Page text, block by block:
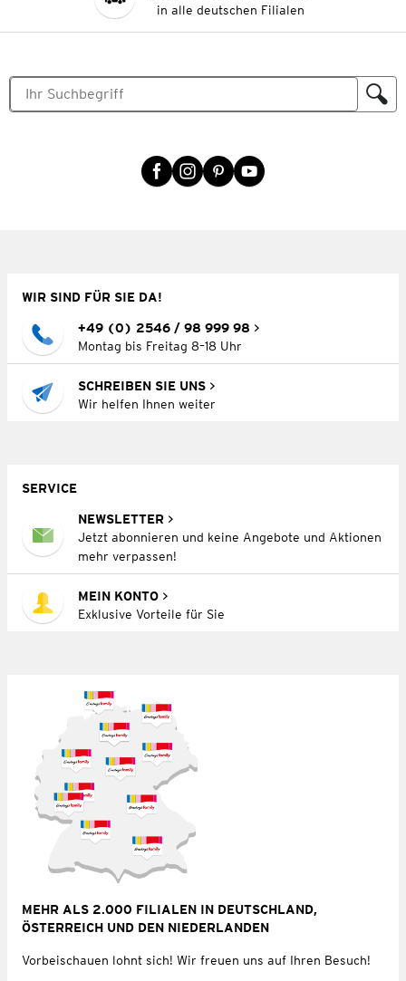
in alle deutschen Filialen
WIR SIND FÜR SIE DA!
+49 (0) 2546 / 98 999 98
Montag bis Freitag 8–18 Uhr
SCHREIBEN SIE UNS
Wir helfen Ihnen weiter
SERVICE
NEWSLETTER
Jetzt abonnieren und keine Angebote und Aktionen
mehr verpassen!
MEIN KONTO
Exklusive Vorteile für Sie
MEHR ALS 2.000 FILIALEN IN DEUTSCHLAND,
ÖSTERREICH UND DEN NIEDERLANDEN
Vorbeischauen lohnt sich! Wir freuen uns auf Ihren Besuch!